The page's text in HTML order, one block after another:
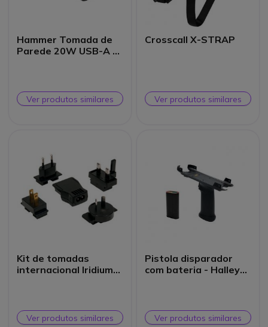
Hammer Tomada de
Parede 20W USB-A +
Ver produtos similares
Crosscall X-STRAP
Ver produtos similares
Kit de tomadas
internacional Iridium
Ver produtos similares
Pistola disparador
com bateria - Halley
Ver produtos similares